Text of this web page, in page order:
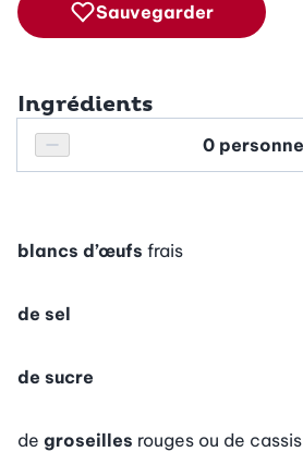
Sauvegarder
Ingrédients
Réduire le nombre de personnes
Personnes
blancs d’œufs frais
de sel
de sucre
de groseilles rouges ou de cassis